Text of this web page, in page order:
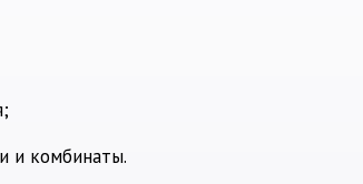
и комбинаты.